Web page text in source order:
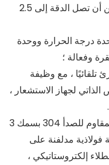
3. مقياس الفراغ من نوع المؤشر ، يمكن أن تصل الدقة إلى 2.5
درجة الحرارة ووحدة
وفعالة ؛
تلقائيًا ، مع وظيفة
لجهاز الاستشعار ،
6. الخزان الداخلي مصنوع من الفولاذ المقاوم للصدأ 304 بسمك 3
مدلفنة على
إلكتروستاتيكي ،